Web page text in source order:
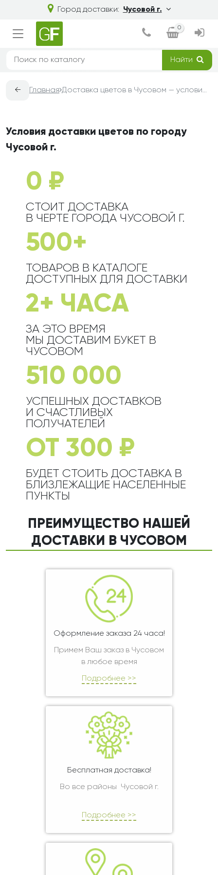
Город доставки: Чусовой г.
0
Найти
← Главная Доставка цветов в Чусовом — условия, сроки и стоимость | Grand-Flora
Условия доставки цветов по городу
Чусовой г.
0 ₽
СТОИТ ДОСТАВКА
В ЧЕРТЕ ГОРОДА ЧУСОВОЙ Г.
500+
ТОВАРОВ В КАТАЛОГЕ
ДОСТУПНЫХ ДЛЯ ДОСТАВКИ
2+ ЧАСА
ЗА ЭТО ВРЕМЯ
МЫ ДОСТАВИМ БУКЕТ В
ЧУСОВОМ
510 000
УСПЕШНЫХ ДОСТАВКОВ
И СЧАСТЛИВЫХ
ПОЛУЧАТЕЛЕЙ
ОТ 300 ₽
БУДЕТ СТОИТЬ ДОСТАВКА В
БЛИЗЛЕЖАЩИЕ НАСЕЛЕННЫЕ
ПУНКТЫ
ПРЕИМУЩЕСТВО НАШЕЙ
ДОСТАВКИ В ЧУСОВОМ
Оформление заказа 24 часа!
Примем Ваш заказ в Чусовом
в любое время
Подробнее >>
Бесплатная доставка!
Во все районы Чусовой г.
Подробнее >>